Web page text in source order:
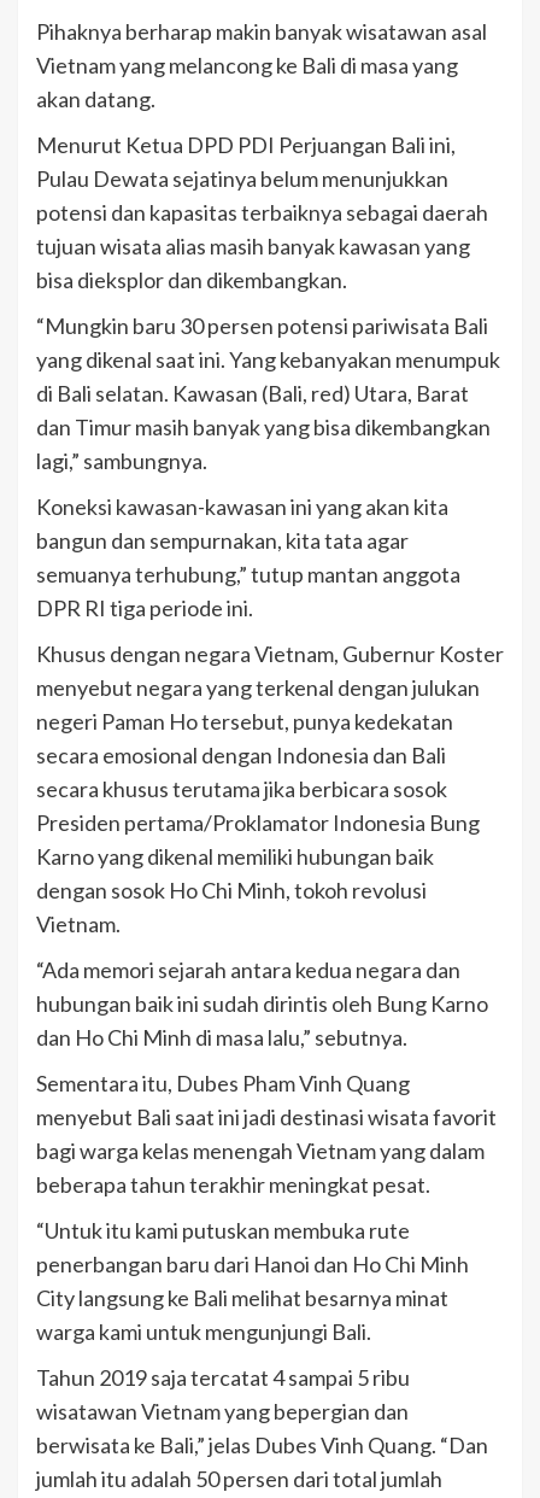
Pihaknya berharap makin banyak wisatawan asal
Vietnam yang melancong ke Bali di masa yang
akan datang.
Menurut Ketua DPD PDI Perjuangan Bali ini,
Pulau Dewata sejatinya belum menunjukkan
potensi dan kapasitas terbaiknya sebagai daerah
tujuan wisata alias masih banyak kawasan yang
bisa dieksplor dan dikembangkan.
“Mungkin baru 30 persen potensi pariwisata Bali
yang dikenal saat ini. Yang kebanyakan menumpuk
di Bali selatan. Kawasan (Bali, red) Utara, Barat
dan Timur masih banyak yang bisa dikembangkan
lagi,” sambungnya.
Koneksi kawasan-kawasan ini yang akan kita
bangun dan sempurnakan, kita tata agar
semuanya terhubung,” tutup mantan anggota
DPR RI tiga periode ini.
Khusus dengan negara Vietnam, Gubernur Koster
menyebut negara yang terkenal dengan julukan
negeri Paman Ho tersebut, punya kedekatan
secara emosional dengan Indonesia dan Bali
secara khusus terutama jika berbicara sosok
Presiden pertama/Proklamator Indonesia Bung
Karno yang dikenal memiliki hubungan baik
dengan sosok Ho Chi Minh, tokoh revolusi
Vietnam.
“Ada memori sejarah antara kedua negara dan
hubungan baik ini sudah dirintis oleh Bung Karno
dan Ho Chi Minh di masa lalu,” sebutnya.
Sementara itu, Dubes Pham Vinh Quang
menyebut Bali saat ini jadi destinasi wisata favorit
bagi warga kelas menengah Vietnam yang dalam
beberapa tahun terakhir meningkat pesat.
“Untuk itu kami putuskan membuka rute
penerbangan baru dari Hanoi dan Ho Chi Minh
City langsung ke Bali melihat besarnya minat
warga kami untuk mengunjungi Bali.
Tahun 2019 saja tercatat 4 sampai 5 ribu
wisatawan Vietnam yang bepergian dan
berwisata ke Bali,” jelas Dubes Vinh Quang. “Dan
jumlah itu adalah 50 persen dari total jumlah